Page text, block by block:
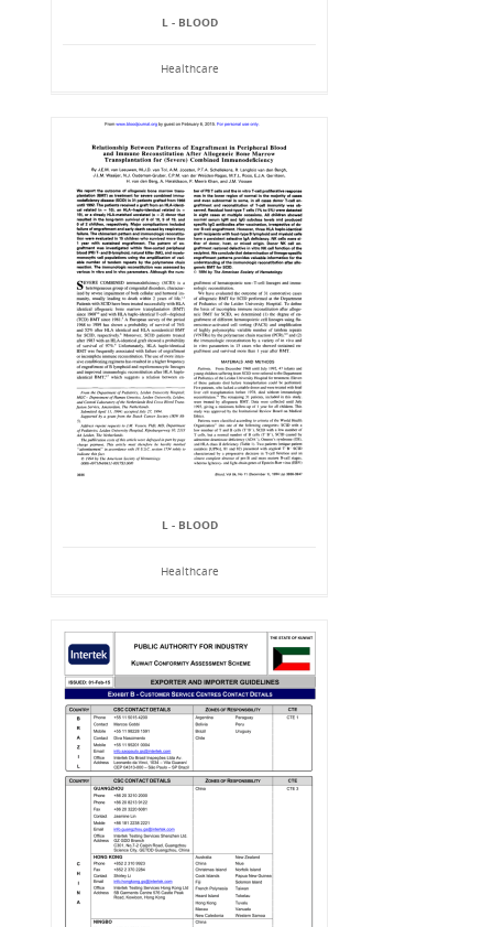
L - BLOOD
Healthcare
L - BLOOD
Healthcare